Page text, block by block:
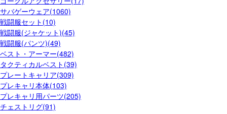
サバゲーウェア(1060)
戦闘服セット(10)
戦闘服(ジャケット)(45)
戦闘服(パンツ)(49)
ベスト・アーマー(482)
タクティカルベスト(39)
プレートキャリア(309)
プレキャリ本体(103)
プレキャリ用パーツ(205)
チェストリグ(91)